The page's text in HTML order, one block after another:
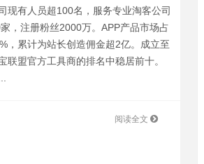
现有人员超100名，服务专业淘客公司
，注册粉丝2000万。APP产品市场占
，累计为站长创造佣金超2亿。成立至
联盟官方工具商的排名中稳居前十。
阅读全文